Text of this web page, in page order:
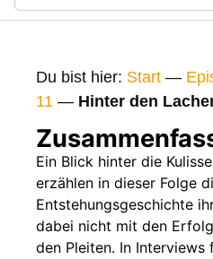
Gags
Gaststars
Fakten
Sendetermine
Nächste / Vorherige Folge
Du bist hier: Start —
11 — Hinter den
Ein Blick hinter die
erzählen in dieser Folge
Entstehungsgeschichte
dabei nicht mit den
den Pleiten. In Interviews